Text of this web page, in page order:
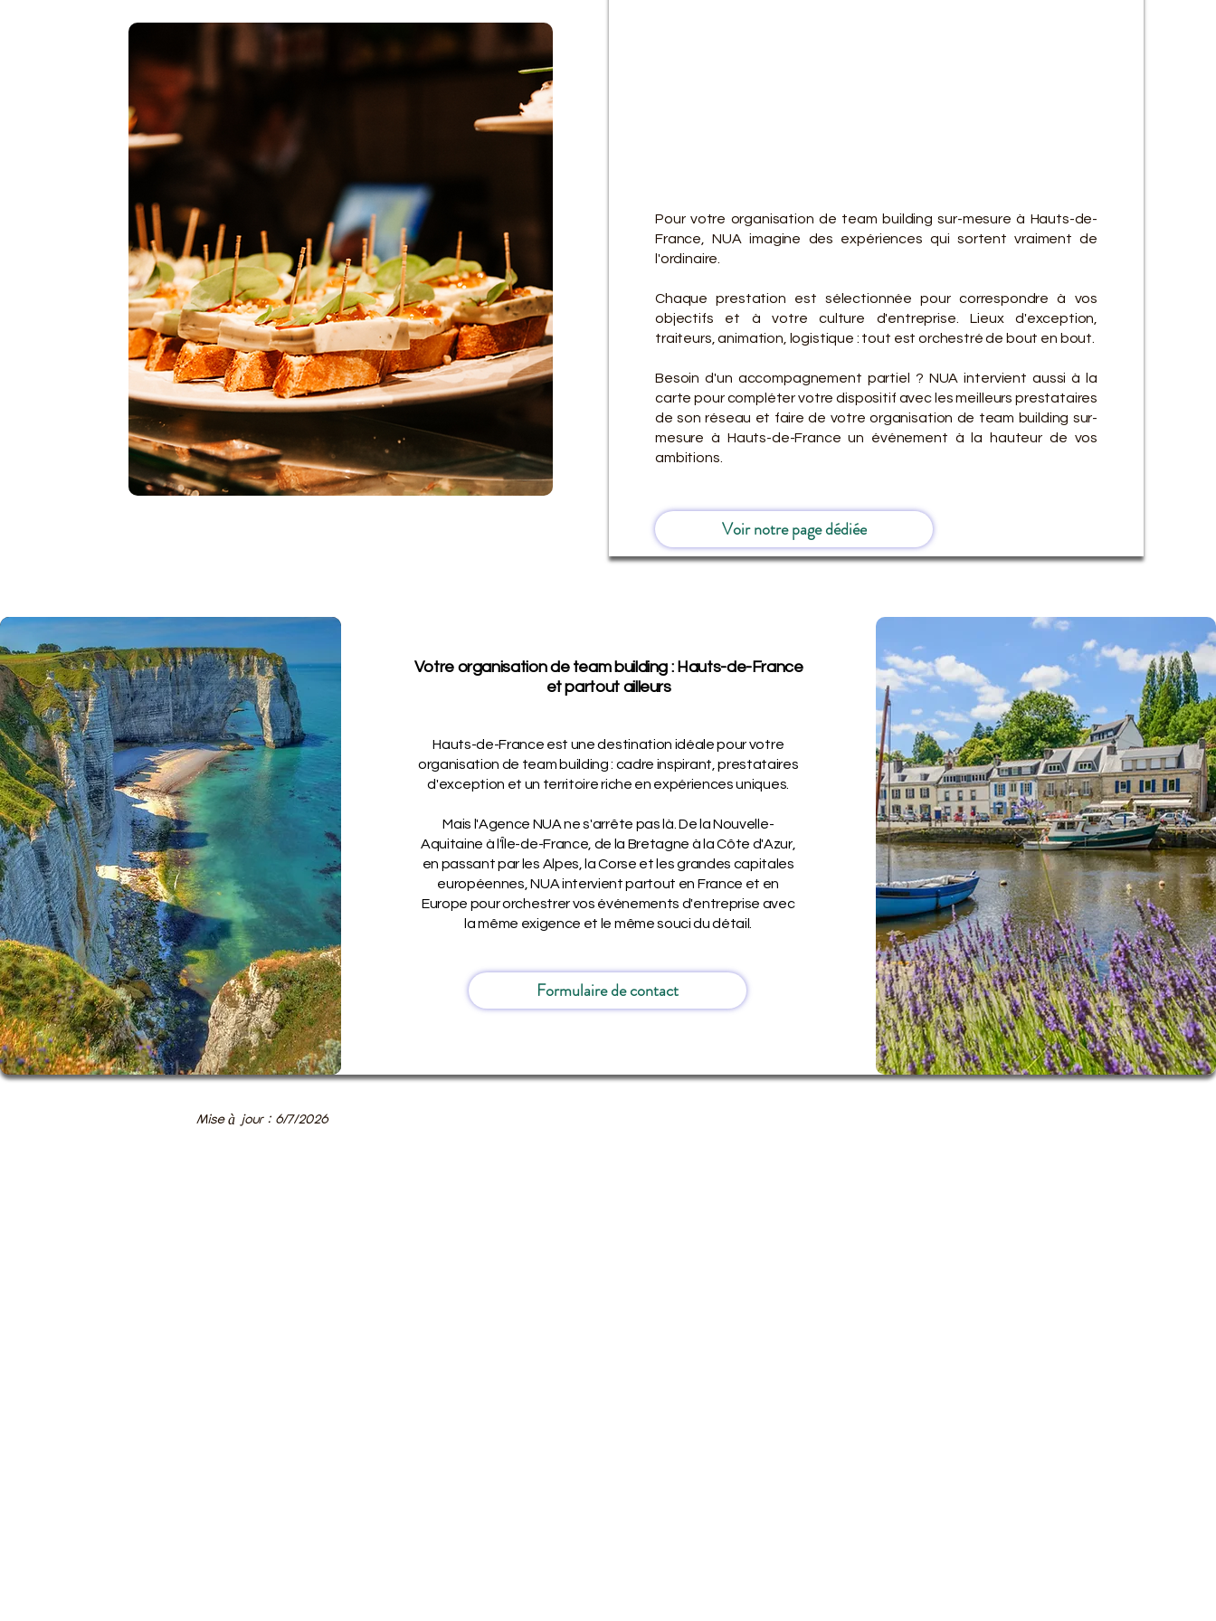
DES
DES
Pour votre organisation de team building sur-mesure à Hauts-de-
France, NUA imagine des expériences qui sortent vraiment de
l'ordinaire.
Chaque prestation est sélectionnée pour correspondre à vos
objectifs et à votre culture d'entreprise. Lieux d'exception,
traiteurs, animation, logistique : tout est orchestré de bout en bout.
Besoin d'un accompagnement partiel ? NUA intervient aussi à la
carte pour compléter votre dispositif avec les meilleurs prestataires
de son réseau et faire de votre organisation de team building sur-
mesure à Hauts-de-France un événement à la hauteur de vos
ambitions.
Voir notre page dédiée
Votre organisation de team building : Hauts-de-France
et partout ailleurs
Hauts-de-France est une destination idéale pour votre
organisation de team building : cadre inspirant, prestataires
d'exception et un territoire riche en expériences uniques.
Mais l'Agence NUA ne s'arrête pas là. De la Nouvelle-
Aquitaine à l'Île-de-France, de la Bretagne à la Côte d'Azur,
en passant par les Alpes, la Corse et les grandes capitales
européennes, NUA intervient partout en France et en
Europe pour orchestrer vos événements d'entreprise avec
la même exigence et le même souci du détail.
Formulaire de contact
Mise à jour : 6/7/2026